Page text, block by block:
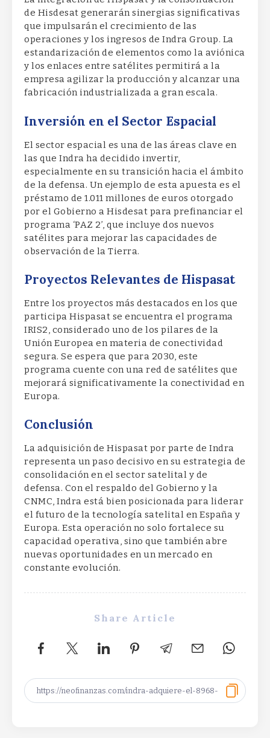
de Hisdesat generarán sinergias significativas
que impulsarán el crecimiento de las
operaciones y los ingresos de Indra Group. La
estandarización de elementos como la aviónica
y los enlaces entre satélites permitirá a la
empresa agilizar la producción y alcanzar una
fabricación industrializada a gran escala.
Inversión en el Sector Espacial
El sector espacial es una de las áreas clave en
las que Indra ha decidido invertir,
especialmente en su transición hacia el ámbito
de la defensa. Un ejemplo de esta apuesta es el
préstamo de 1.011 millones de euros otorgado
por el Gobierno a Hisdesat para prefinanciar el
programa ‘PAZ 2’, que incluye dos nuevos
satélites para mejorar las capacidades de
observación de la Tierra.
Proyectos Relevantes de Hispasat
Entre los proyectos más destacados en los que
participa Hispasat se encuentra el programa
IRIS2, considerado uno de los pilares de la
Unión Europea en materia de conectividad
segura. Se espera que para 2030, este
programa cuente con una red de satélites que
mejorará significativamente la conectividad en
Europa.
Conclusión
La adquisición de Hispasat por parte de Indra
representa un paso decisivo en su estrategia de
consolidación en el sector satelital y de
defensa. Con el respaldo del Gobierno y la
CNMC, Indra está bien posicionada para liderar
el futuro de la tecnología satelital en España y
Europa. Esta operación no solo fortalece su
capacidad operativa, sino que también abre
nuevas oportunidades en un mercado en
constante evolución.
Share Article